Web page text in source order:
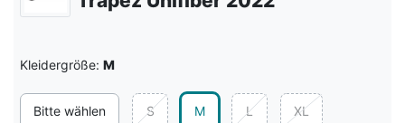
Kleidergröße: M
Bitte wählen S M L XL